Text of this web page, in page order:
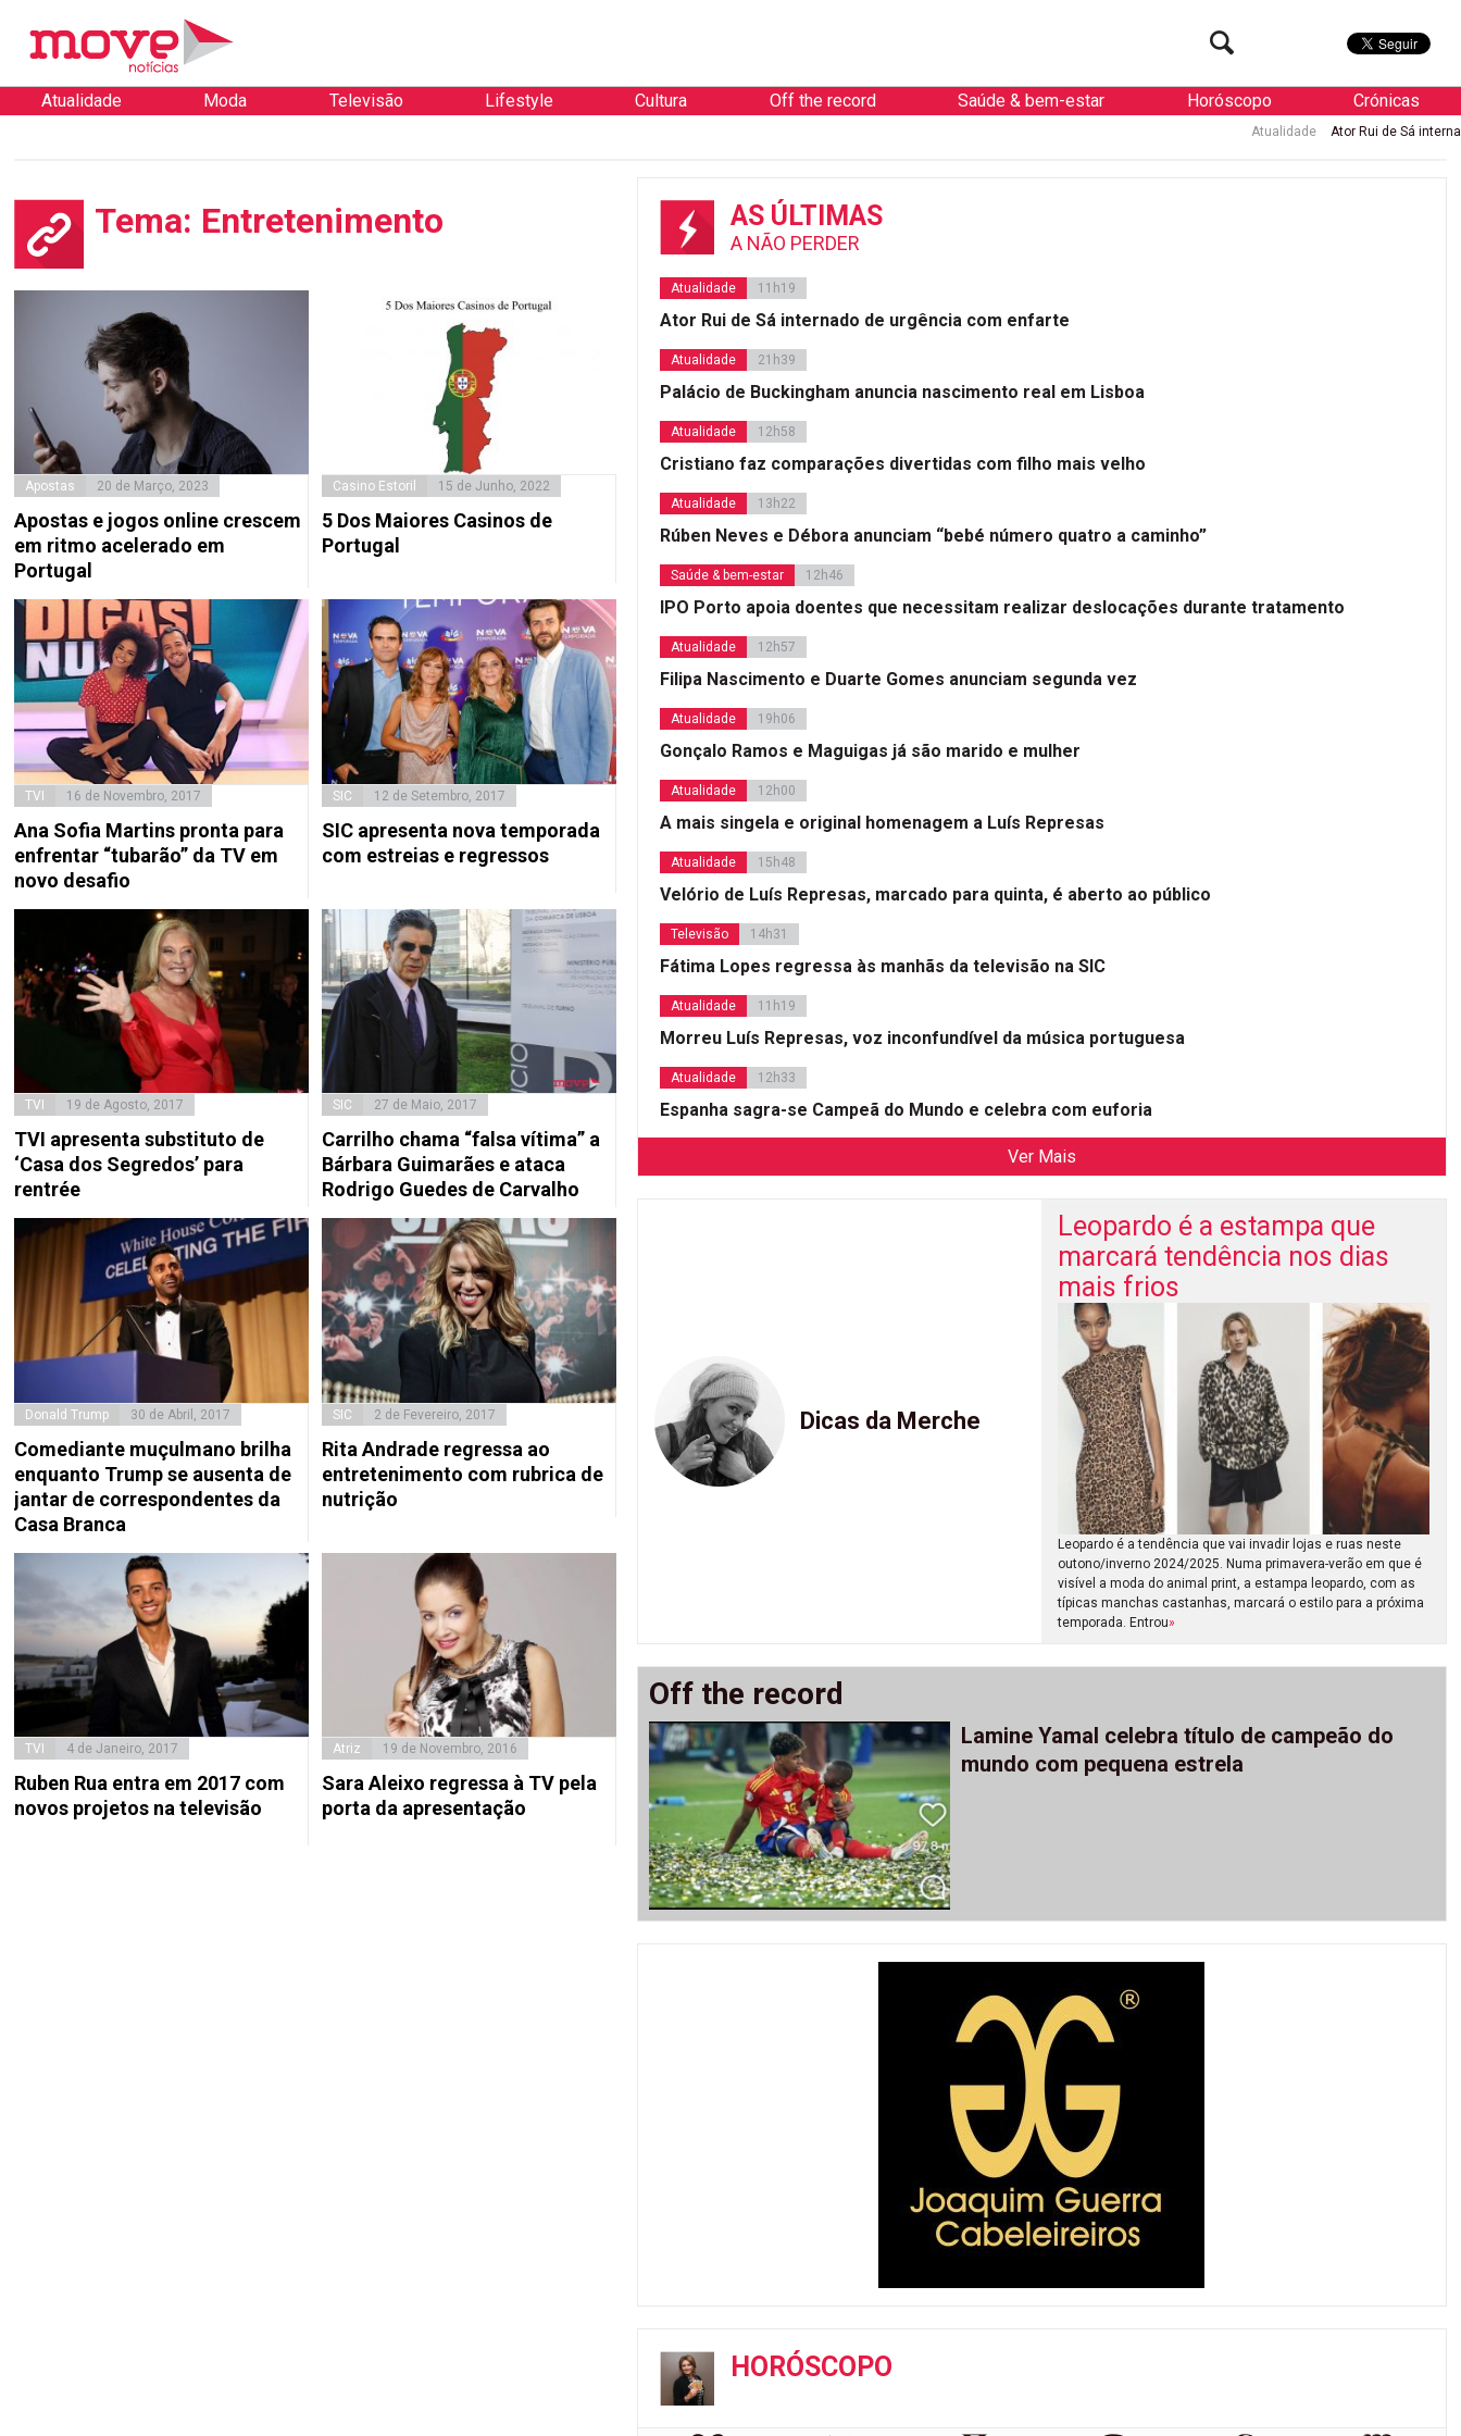
Atualidade Moda Televisão Lifestyle Cultura Off the record Saúde & bem-estar Horóscopo Crónicas
Atualidade Ator Rui de Sá internado de
Tema: Entretenimento
Apostas 20 de Março, 2023
Apostas e jogos online crescem
em ritmo acelerado em
Portugal
Casino Estoril 15 de Junho, 2022
5 Dos Maiores Casinos de
Portugal
TVI 16 de Novembro, 2017
Ana Sofia Martins pronta para
enfrentar “tubarão” da TV em
novo desafio
SIC 12 de Setembro, 2017
SIC apresenta nova temporada
com estreias e regressos
TVI 19 de Agosto, 2017
TVI apresenta substituto de
‘Casa dos Segredos’ para
rentrée
SIC 27 de Maio, 2017
Carrilho chama “falsa vítima” a
Bárbara Guimarães e ataca
Rodrigo Guedes de Carvalho
Donald Trump 30 de Abril, 2017
Comediante muçulmano brilha
enquanto Trump se ausenta de
jantar de correspondentes da
Casa Branca
SIC 2 de Fevereiro, 2017
Rita Andrade regressa ao
entretenimento com rubrica de
nutrição
TVI 4 de Janeiro, 2017
Ruben Rua entra em 2017 com
novos projetos na televisão
Atriz 19 de Novembro, 2016
Sara Aleixo regressa à TV pela
porta da apresentação
AS ÚLTIMAS
A NÃO PERDER
Atualidade 11h19
Ator Rui de Sá internado de urgência com enfarte
Atualidade 21h39
Palácio de Buckingham anuncia nascimento real em Lisboa
Atualidade 12h58
Cristiano faz comparações divertidas com filho mais velho
Atualidade 13h22
Rúben Neves e Débora anunciam “bebé número quatro a caminho”
Saúde & bem-estar 12h46
IPO Porto apoia doentes que necessitam realizar deslocações durante tratamento
Atualidade 12h57
Filipa Nascimento e Duarte Gomes anunciam segunda vez
Atualidade 19h06
Gonçalo Ramos e Maguigas já são marido e mulher
Atualidade 12h00
A mais singela e original homenagem a Luís Represas
Atualidade 15h48
Velório de Luís Represas, marcado para quinta, é aberto ao público
Televisão 14h31
Fátima Lopes regressa às manhãs da televisão na SIC
Atualidade 11h19
Morreu Luís Represas, voz inconfundível da música portuguesa
Atualidade 12h33
Espanha sagra-se Campeã do Mundo e celebra com euforia
Ver Mais
Dicas da Merche
Leopardo é a estampa que
marcará tendência nos dias
mais frios
Leopardo é a tendência que vai invadir lojas e ruas neste
outono/inverno 2024/2025. Numa primavera-verão em que é
visível a moda do animal print, a estampa leopardo, com as
típicas manchas castanhas, marcará o estilo para a próxima
temporada. Entrou»
Off the record
Lamine Yamal celebra título de campeão do
mundo com pequena estrela
HORÓSCOPO